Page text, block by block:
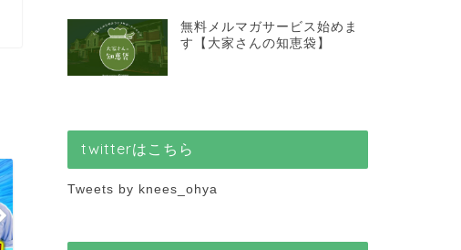
無料メルマガサービス始めま
す【大家さんの知恵袋】
twitterはこちら
Tweets by knees_ohya